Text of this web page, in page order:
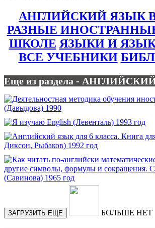
АНГЛИЙСКИЙ ЯЗЫК
РАЗНЫЕ
ШКОЛЕ ЯЗЫКИ И
ВСЕ УЧЕБНИКИ
Еще из раздела -
ЗАГРУЗИТЬ ЕЩЕ БОЛЬШЕ НЕТ